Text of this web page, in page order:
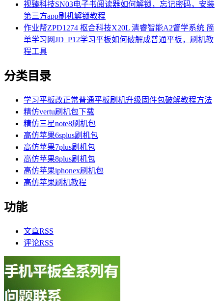
视臻科技SN03电子书阅读器如何解锁，忘记密码，安装
第三方app刷机解锁教程
作业帮ZPD1274 枢合科技X20L 清睿智能A2督学系统 简
单学习网JD_P12学习平板如何破解成普通平板，刷机教
程工具
分类目录
学习平板改正常普通平板刷机升级固件包破解教程方法
精仿vertu刷机包下载
精仿三星note8刷机包
高仿苹果6splus刷机包
高仿苹果7plus刷机包
高仿苹果8plus刷机包
高仿苹果iphonex刷机包
高仿苹果刷机教程
功能
文章RSS
评论RSS